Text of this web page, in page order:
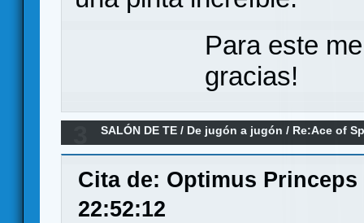
Para este
gracias!
SALÓN DE TE / De jugón a jugón / Re:Ace of
Cita de: Optimus
22:52:12